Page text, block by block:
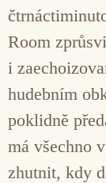
Room
i
hudebním
poklidně
má všechno
zhutnit, kdy